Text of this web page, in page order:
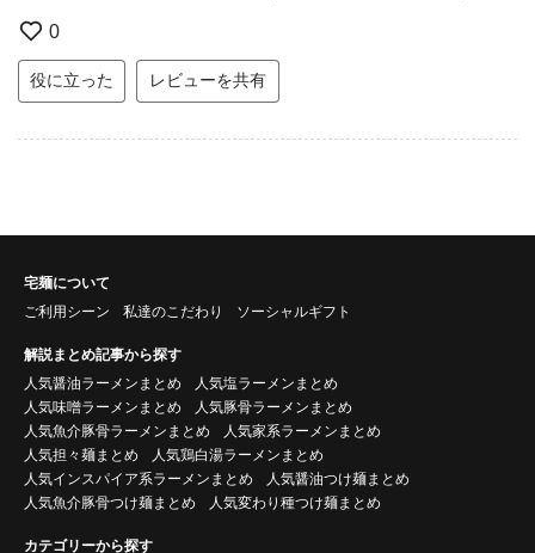
0
役に立った レビューを共有
宅麺について
ご利用シーン
私達のこだわり ソーシャルギフト
解説まとめ記事から探す
人気醤油ラーメンまとめ
人気塩ラーメンまとめ
人気味噌ラーメンまとめ
人気豚骨ラーメンまとめ
人気魚介豚骨ラーメンまとめ
人気家系ラーメンまとめ
人気担々麺まとめ
人気鶏白湯ラーメンまとめ
人気インスパイア系ラーメンまとめ
人気醤油つけ麺まとめ
人気魚介豚骨つけ麺まとめ
人気変わり種つけ麺まとめ
カテゴリーから探す